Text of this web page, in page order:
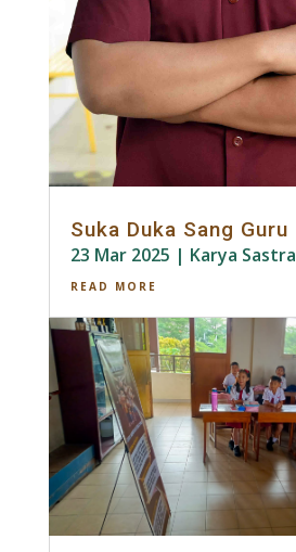
Suka Duka Sang Guru
23 Mar 2025 | Karya Sastra
READ MORE